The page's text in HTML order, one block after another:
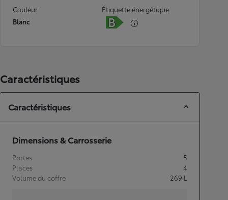
Couleur
Blanc
Étiquette énergétique
Caractéristiques
Caractéristiques
Dimensions & Carrosserie
Portes
5
Places
4
Volume du coffre
269 L